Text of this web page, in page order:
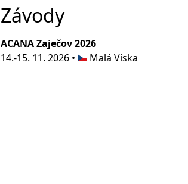
Závody
ACANA Zaječov 2026
14.-15. 11. 2026 •
Malá Víska